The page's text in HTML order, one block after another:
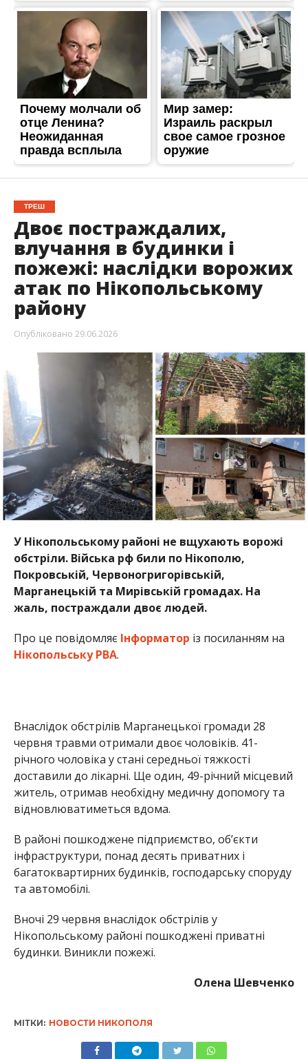
ТРЕШ
Двоє постраждалих,
влучання в будинки і
пожежі: наслідки ворожих
атак по Нікопольському
району
Опубліковано 29.06.2026
У Нікопольському районі не вщухають ворожі
обстріли. Війська рф били по Нікополю,
Покровській, Червоногригорівській,
Марганецькій та Мирівській громадах. На
жаль, постраждали двоє людей.
Про це повідомляє Інформатор із посиланням на
Нікопольську РВА.
Внаслідок обстрілів Марганецької громади 28
червня травми отримали двоє чоловіків. 41-
річного чоловіка у стані середньої тяжкості
доставили до лікарні. Ще один, 49-річний місцевий
житель, отримав необхідну медичну допомогу та
відновлюватиметься вдома.
В районі пошкоджене підприємство, об’єкти
інфраструктури, понад десять приватних і
багатоквартирних будинків, господарську споруду
та автомобілі.
Вночі 29 червня внаслідок обстрілів у
Нікопольському районі пошкоджені приватні
будинки. Виникли пожежі.
Олена Шевченко
МІТКИ: НОВОСТИ НИКОПОЛЯ